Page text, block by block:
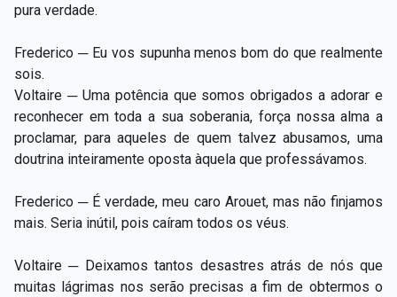
pura verdade.
Frederico ─ Eu vos supunha menos bom do que realmente
sois.
Voltaire ─ Uma potência que somos obrigados a adorar e
reconhecer em toda a sua soberania, força nossa alma a
proclamar, para aqueles de quem talvez abusamos, uma
doutrina inteiramente oposta àquela que professávamos.
Frederico ─ É verdade, meu caro Arouet, mas não finjamos
mais. Seria inútil, pois caíram todos os véus.
Voltaire ─ Deixamos tantos desastres atrás de nós que
muitas lágrimas nos serão precisas a fim de obtermos o